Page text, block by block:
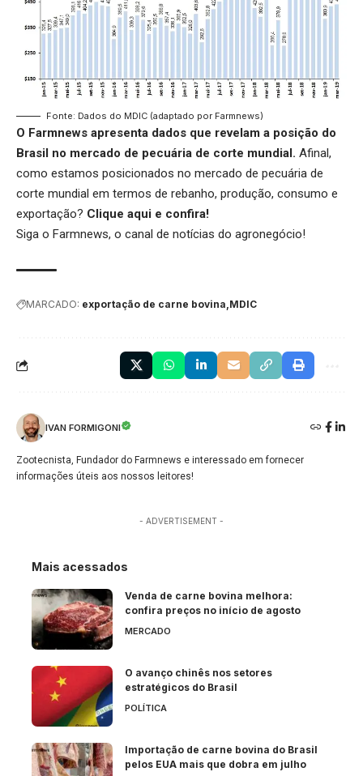
Fonte: Dados do MDIC (adaptado por Farmnews)
O Farmnews apresenta dados que revelam a posição do
Brasil no mercado de pecuária de corte mundial. Afinal,
como estamos posicionados no mercado de pecuária de
corte mundial em termos de rebanho, produção, consumo e
exportação? Clique aqui e confira!
Siga o Farmnews, o canal de notícias do agronegócio!
MARCADO: exportação de carne bovina MDIC
IVAN FORMIGONI
Zootecnista, Fundador do Farmnews e interessado em fornecer
informações úteis aos nossos leitores!
- ADVERTISEMENT -
Mais acessados
Venda de carne bovina melhora:
confira preços no início de agosto
MERCADO
O avanço chinês nos setores
estratégicos do Brasil
POLÍTICA
Importação de carne bovina do Brasil
pelos EUA mais que dobra em julho